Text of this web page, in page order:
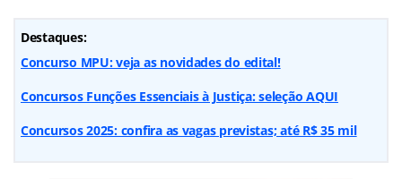
Destaques:
Concurso MPU: veja as novidades do edital!
Concursos Funções Essenciais à Justiça: seleção AQUI
Concursos 2025: confira as vagas previstas; até R$ 35 mil